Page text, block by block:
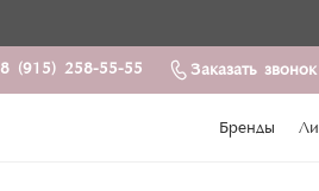
8 (915) 258-55-55 Заказать звонок
Бренды